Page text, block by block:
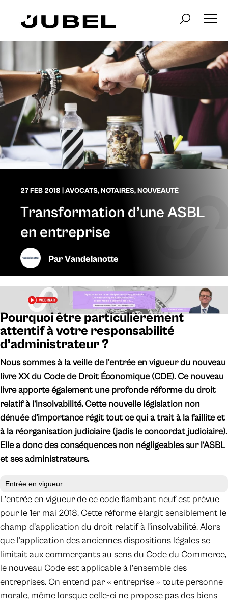
27 FEB 2018 AVOCATS,NOTAIRES,NOUVEAUTÉ
Transformation d’une ASBL
en entreprise
ParVandelanotte
Pourquoi être particulièrement
attentif à votre responsabilité
d’administrateur ?
Nous sommes à la veille de l’entrée en vigueur du nouveau
livre XX du Code de Droit Économique (CDE). Ce nouveau
livre apporte également une profonde réforme du droit
relatif à l’insolvabilité. Cette nouvelle législation non
dénuée d’importance régit tout ce qui a trait à la faillite et
à la réorganisation judiciaire (jadis le concordat judiciaire).
Elle a donc des conséquences non négligeables sur l’ASBL
et ses administrateurs.
Entrée en vigueur
L’entrée en vigueur de ce code flambant neuf est prévue
pour le 1er mai 2018. Cette réforme élargit sensiblement le
champ d’application du droit relatif à l’insolvabilité. Alors
que l’application des anciennes dispositions légales se
limitait aux commerçants au sens du Code du Commerce,
le nouveau Code est applicable à l’ensemble des
entreprises. On entend par « entreprise » toute personne
morale, même lorsque celle-ci ne propose pas des biens